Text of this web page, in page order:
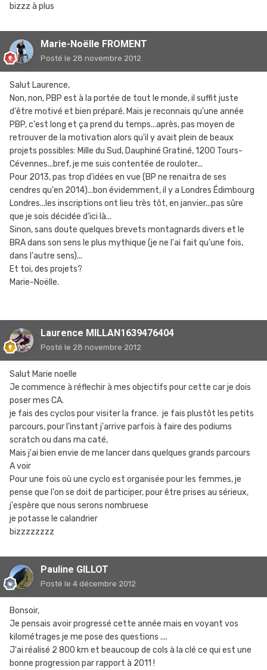
bizzz à plus
Marie-Noëlle FROMENT
Posté le 28 novembre 2012
Salut Laurence,
Non, non, PBP est à la portée de tout le monde, il suffit juste
d'être motivé et bien préparé. Mais je reconnais qu'une année
PBP, c'est long et ça prend du temps...après, pas moyen de
retrouver de la motivation alors qu'il y avait plein de beaux
projets possibles: Mille du Sud, Dauphiné Gratiné, 1200 Tours-
Cévennes...bref, je me suis contentée de rouloter...
Pour 2013, pas trop d'idées en vue (BP ne renaitra de ses
cendres qu'en 2014)...bon évidemment, il y a Londres Édimbourg
Londres...les inscriptions ont lieu très tôt, en janvier...pas sûre
que je sois décidée d'ici là...
Sinon, sans doute quelques brevets montagnards divers et le
BRA dans son sens le plus mythique (je ne l'ai fait qu'une fois,
dans l'autre sens)...
Et toi, des projets?
Marie-Noëlle.
Laurence MILLAN1639476404
Posté le 28 novembre 2012
Salut Marie noelle
Je commence à réflechir à mes objectifs pour cette car je dois
poser mes CA.
je fais des cyclos pour visiter la france. je fais plustôt les petits
parcours, pour l'instant j'arrive parfois à faire des podiums
scratch ou dans ma caté,
Mais j'ai bien envie de me lancer dans quelques grands parcours
A voir
Pour une fois où une cyclo est organisée pour les femmes, je
pense que l'on se doit de participer, pour être prises au sérieux,
j'espère que nous serons nombruese
je potasse le calandrier
bizzzzzzzz
Pauline GILLOT
Posté le 4 décembre 2012
Bonsoir,
Je pensais avoir progressé cette année mais en voyant vos
kilométrages je me pose des questions ....
J'ai réalisé 2 800 km et beaucoup de cols à la clé ce qui est une
bonne progression par rapport à 2011 !